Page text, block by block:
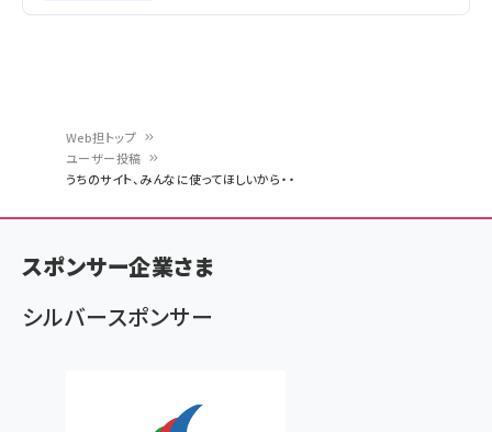
ン
く
ず
Web担トップ
ユーザー投稿
うちのサイト、みんなに使ってほしいから・・
スポンサー企業さま
シルバースポンサー